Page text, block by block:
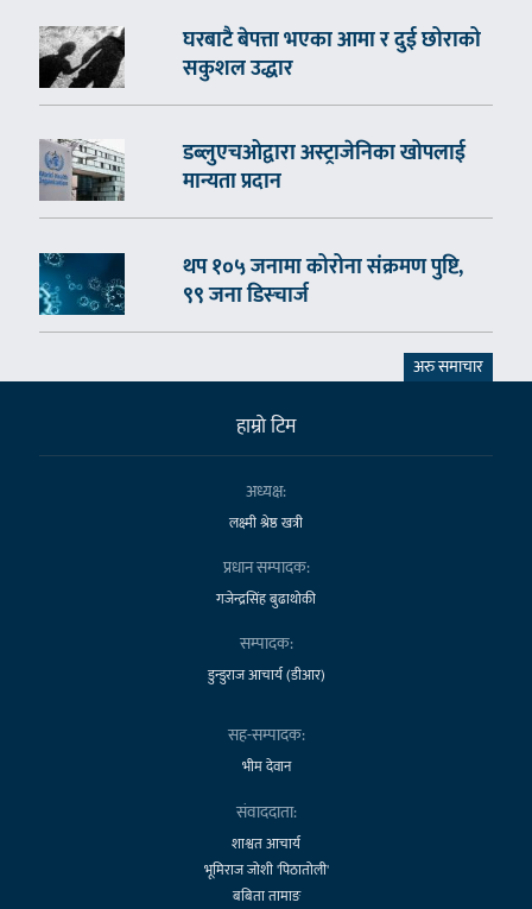
घरबाटै बेपत्ता भएका आमा र दुई छोराको
सकुशल उद्धार
डब्लुएचओद्वारा अस्ट्राजेनिका खोपलाई
मान्यता प्रदान
थप १०५ जनामा कोरोना संक्रमण पुष्टि,
९९ जना डिस्चार्ज
अरु समाचार
हाम्राे टिम
अध्यक्ष:
लक्ष्मी श्रेष्ठ खत्री
प्रधान सम्पादक:
गजेन्द्रसिंह बुढाथोकी
सम्पादक:
डुन्डुराज आचार्य (डीआर)
सह-सम्पादक:
भीम देवान
संवाददाता:
शाश्वत आचार्य
भूमिराज जोशी 'पिठातोली'
बबिता तामाङ